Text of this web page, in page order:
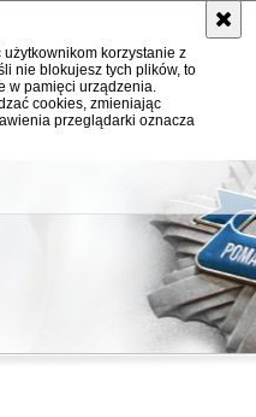
korzystanie z
nie blokujesz tych plików, to
w pamięci urządzenia.
cookies, zmieniając
przeglądarki oznacza